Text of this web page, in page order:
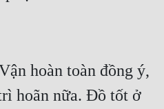
hoàn toàn đồng ý,
hoãn nữa. Đồ tốt ở